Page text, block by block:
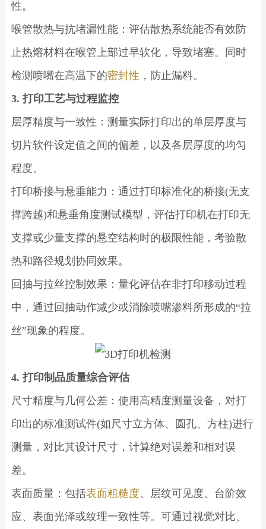
性。
喉管散热与抗堵漏性能：评估散热系统能否有效防
止热熔材料在喉管上部过早软化，导致堵塞。同时
检测喷嘴在高温下的密封性 ，防止漏料。
3. 打印工艺与过程监控
层厚精度与一致性：测量实际打印出的单层厚度与
切片软件设定值之间的偏差，以及各层厚度的均匀
程度。
打印桥接与悬垂能力：通过打印标准化的桥接(无支
撑跨越)和悬垂角度测试模型，评估打印机在打印无
支撑或少量支撑的悬空结构时的极限性能，考验散
热和路径规划协同效果。
回抽与拉丝控制效果：量化评估在非打印移动过程
中，通过回抽动作减少或消除喷嘴渗料所形成的“拉
丝”现象的程度。
4. 打印制品质量综合评估
尺寸精度与几何公差：使用高精度测量设备，对打
印出的标准测试件(如尺寸立方体、圆孔、方柱)进行
测量，对比其设计尺寸，计算绝对误差和相对误
差。
表面质量：包括表面粗糙度、层纹可见度、台阶效
应、表面光泽或纹理一致性等。可通过视觉对比、